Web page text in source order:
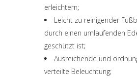
erleichtern;
Leicht zu reinigender
durch einen umlaufenden
geschützt ist;
Ausreichende und
verteilte Beleuchtung;